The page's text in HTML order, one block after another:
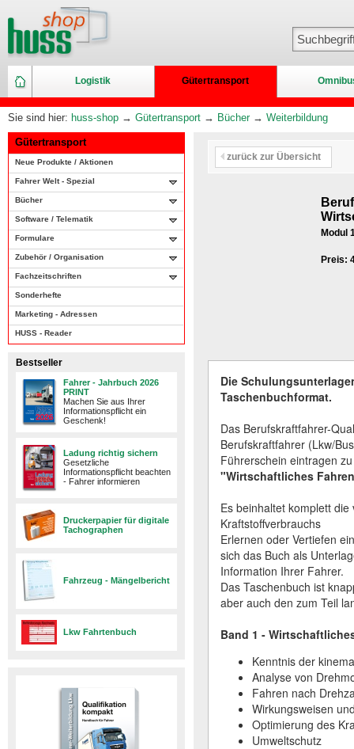
Logistik Gütertransport
Sie sind hier: huss-shop → Gütertransport → Bücher→ Weiterbildung
Gütertransport
Neue Produkte / Aktionen
Fahrer Welt - Spezial
Bücher
Software / Telematik
Formulare
Zubehör / Organisation
Fachzeitschriften
Sonderhefte
Marketing - Adressen
HUSS - Reader
Bestseller
Fahrer - Jahrbuch 2026
PRINT
Machen Sie aus Ihrer
Informationspflicht ein
Geschenk!
Ladung richtig sichern
Gesetzliche
Informationspflicht beachten
- Fahrer informieren
Druckerpapier für digitale
Tachographen
Fahrzeug - Mängelbericht
Lkw Fahrtenbuch
zurück zur Übersicht
Modul
Preis:
Die
Taschenbuchformat.
Das Berufskraftfahrer-
Berufskraftfahrer (Lkw/
Führerschein eintragen
"Wirtschaftliches
Es beinhaltet komplett
Kraftstoffverbrauchs
Erlernen oder Vertiefen
sich das Buch als
Information Ihrer Fahrer.
Das Taschenbuch ist
aber auch den zum Teil
Band 1 -
Kenntnis der
Analyse von
Fahren nach
Wirkungsweisen
Optimierung des
Umweltschutz